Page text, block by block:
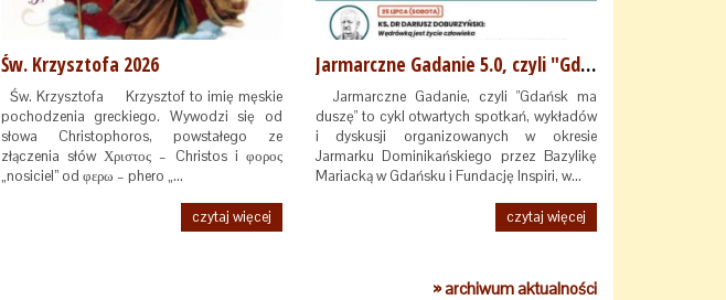
Św. Krzysztofa 2026
Św. Krzysztofa Krzysztof to imię męskie
pochodzenia greckiego. Wywodzi się od
słowa Christophoros, powstałego ze
złączenia słów Χριστος – Christos i φορος
„nosiciel” od φερω – phero „…
czytaj więcej
Jarmarczne Gadanie 5.0, czyli "Gdańsk ma duszę"
Jarmarczne Gadanie, czyli "Gdańsk ma
duszę" to cykl otwartych spotkań, wykładów
i dyskusji organizowanych w okresie
Jarmarku Dominikańskiego przez Bazylikę
Mariacką w Gdańsku i Fundację Inspiri, w…
czytaj więcej
» archiwum aktualności